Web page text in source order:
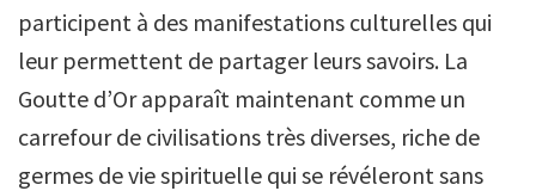
participent à des manifestations culturelles qui
leur permettent de partager leurs savoirs. La
Goutte d’Or apparaît maintenant comme un
carrefour de civilisations très diverses, riche de
germes de vie spirituelle qui se révéleront sans